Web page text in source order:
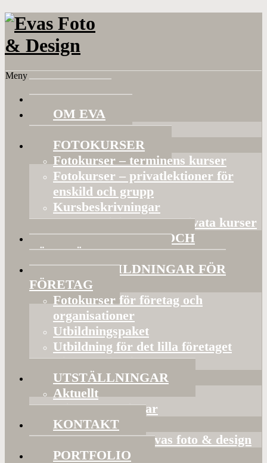
Meny
HEM
OM EVA
Referenser
FOTOKURSER
Fotokurser – terminens kurser
Fotokurser – privatlektioner för
enskild och grupp
Kursbeskrivningar
Gruppaktiviteter och privata kurser
BILDVISNINGAR OCH
FÖRELÄSNINGAR
FOTOUTBILDNINGAR FÖR
FÖRETAG
Fotokurser för företag och
organisationer
Utbildningspaket
Utbildning för det lilla företaget
Bildorganisering
UTSTÄLLNINGAR
Aktuellt
Mina utställningar
KONTAKT
Presentkort hos Evas foto & design
PORTFOLIO